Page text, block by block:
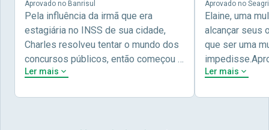
Aprovado no Banrisul
Pela influência da irmã que era
estagiária no INSS de sua cidade,
Charles resolveu tentar o mundo dos
concursos públicos, então começou a
estudar com contéudo gratuito que a
Ler mais
Aprovado no
Elaine, uma
alcançar seus
que ser uma
concursos
Ler mais